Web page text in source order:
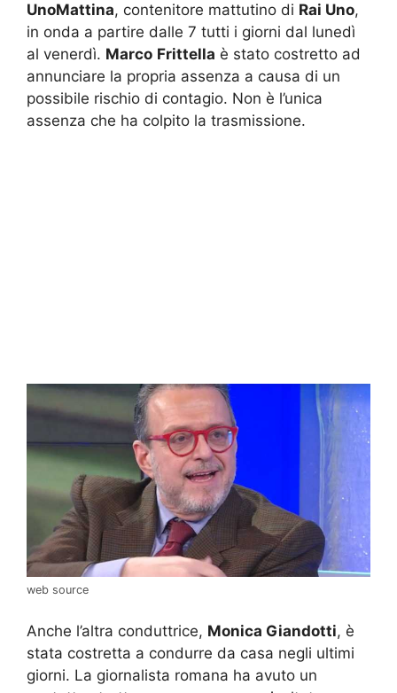
UnoMattina, contenitore mattutino di Rai Uno,
in onda a partire dalle 7 tutti i giorni dal lunedì
al venerdì. Marco Frittella è stato costretto ad
annunciare la propria assenza a causa di un
possibile rischio di contagio. Non è l’unica
assenza che ha colpito la trasmissione.
web source
Anche l’altra conduttrice, Monica Giandotti, è
stata costretta a condurre da casa negli ultimi
giorni. La giornalista romana ha avuto un